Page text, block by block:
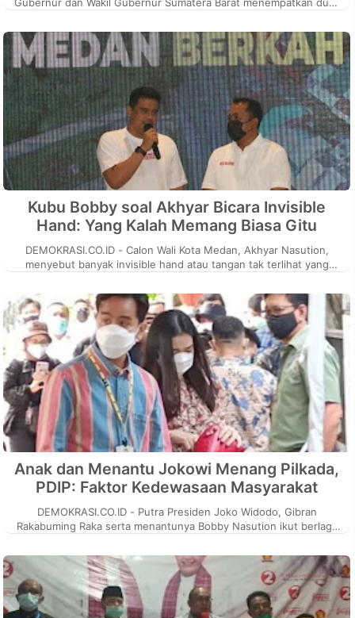
Kubu Bobby soal Akhyar Bicara Invisible
Hand: Yang Kalah Memang Biasa Gitu
DEMOKRASI.CO.ID - Calon Wali Kota Medan, Akhyar Nasution,
menyebut banyak invisible hand atau tangan tak terlihat yang
Anak dan Menantu Jokowi Menang Pilkada,
PDIP: Faktor Kedewasaan Masyarakat
DEMOKRASI.CO.ID - Putra Presiden Joko Widodo, Gibran
Rakabuming Raka serta menantunya Bobby Nasution ikut berlaga